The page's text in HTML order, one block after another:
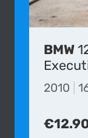
BMW
2010